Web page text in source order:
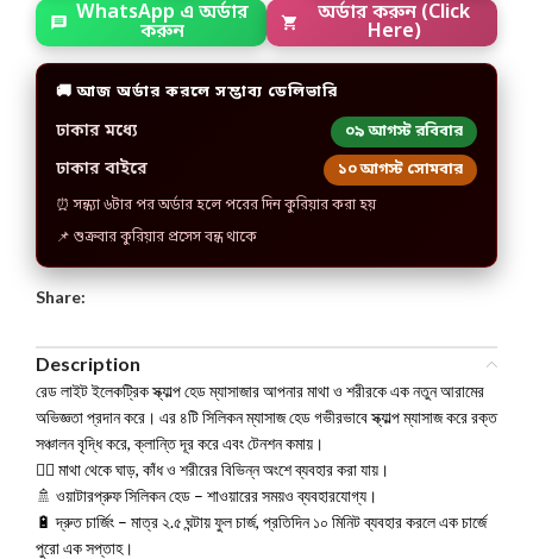
WhatsApp এ অর্ডার
করুন
অর্ডার করুন (Click
Here)
🚚 আজ অর্ডার করলে সম্ভাব্য ডেলিভারি
ঢাকার মধ্যে ০৯ আগস্ট রবিবার
ঢাকার বাইরে ১০ আগস্ট সোমবার
⏰ সন্ধ্যা ৬টার পর অর্ডার হলে পরের দিন কুরিয়ার করা হয়
📌 শুক্রবার কুরিয়ার প্রসেস বন্ধ থাকে
Share:
Description
রেড লাইট ইলেকট্রিক স্ক্যাল্প হেড ম্যাসাজার আপনার মাথা ও শরীরকে এক নতুন আরামের
অভিজ্ঞতা প্রদান করে। এর ৪টি সিলিকন ম্যাসাজ হেড গভীরভাবে স্ক্যাল্প ম্যাসাজ করে রক্ত
সঞ্চালন বৃদ্ধি করে, ক্লান্তি দূর করে এবং টেনশন কমায়।
💆‍♂️ মাথা থেকে ঘাড়, কাঁধ ও শরীরের বিভিন্ন অংশে ব্যবহার করা যায়।
🚿 ওয়াটারপ্রুফ সিলিকন হেড – শাওয়ারের সময়ও ব্যবহারযোগ্য।
🔋 দ্রুত চার্জিং – মাত্র ২.৫ ঘন্টায় ফুল চার্জ, প্রতিদিন ১০ মিনিট ব্যবহার করলে এক চার্জে
পুরো এক সপ্তাহ।